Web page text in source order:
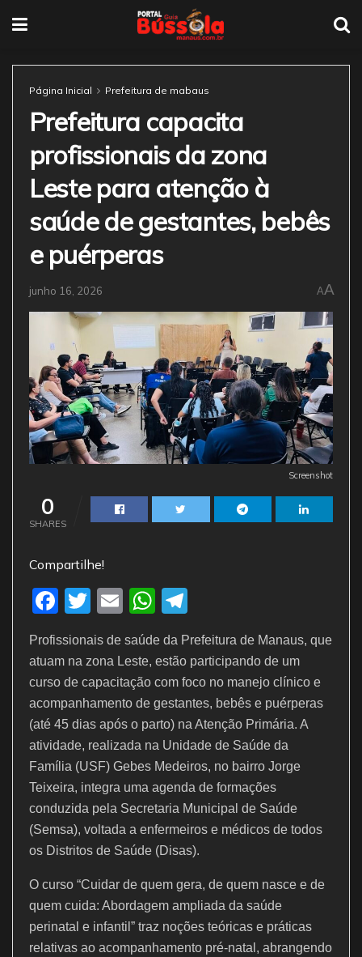
Página Inicial Prefeitura de mabaus
Prefeitura capacita
profissionais da zona
Leste para atenção à
saúde de gestantes, bebês
e puérperas
junho 16, 2026 AA
Screenshot
0
SHARES
Compartilhe!
F
a
c
e
b
o
o
k
T
w
itt
er
E
m
ai
l
W
h
at
s
A
p
p
el
e
gr
a
m
Profissionais de saúde da Prefeitura de Manaus, que
atuam na zona Leste, estão participando de um
curso de capacitação com foco no manejo clínico e
acompanhamento de gestantes, bebês e puérperas
(até 45 dias após o parto) na Atenção Primária. A
atividade, realizada na Unidade de Saúde da
Família (USF) Gebes Medeiros, no bairro Jorge
Teixeira, integra uma agenda de formações
conduzida pela Secretaria Municipal de Saúde
(Semsa), voltada a enfermeiros e médicos de todos
os Distritos de Saúde (Disas).
O curso “Cuidar de quem gera, de quem nasce e de
quem cuida: Abordagem ampliada da saúde
perinatal e infantil” traz noções teóricas e práticas
relativas ao acompanhamento pré-natal, abrangendo